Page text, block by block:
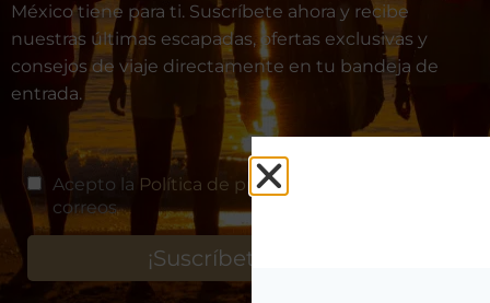
México tiene para ti. Suscríbete ahora y recibe
nuestras últimas escapadas, ofertas exclusivas y
consejos de viaje directamente en tu bandeja de
entrada.